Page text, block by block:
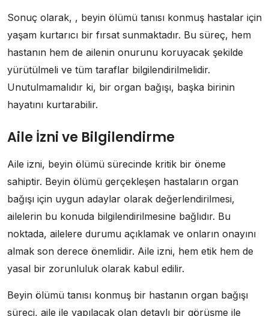
Sonuç olarak, , beyin ölümü tanısı konmuş hastalar için
yaşam kurtarıcı bir fırsat sunmaktadır. Bu süreç, hem
hastanın hem de ailenin onurunu koruyacak şekilde
yürütülmeli ve tüm taraflar bilgilendirilmelidir.
Unutulmamalıdır ki, bir organ bağışı, başka birinin
hayatını kurtarabilir.
Aile İzni ve Bilgilendirme
Aile izni, beyin ölümü sürecinde kritik bir öneme
sahiptir. Beyin ölümü gerçekleşen hastaların organ
bağışı için uygun adaylar olarak değerlendirilmesi,
ailelerin bu konuda bilgilendirilmesine bağlıdır. Bu
noktada, ailelere durumu açıklamak ve onların onayını
almak son derece önemlidir. Aile izni, hem etik hem de
yasal bir zorunluluk olarak kabul edilir.
Beyin ölümü tanısı konmuş bir hastanın organ bağışı
süreci, aile ile yapılacak olan detaylı bir görüşme ile